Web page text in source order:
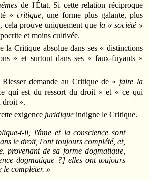
de l'État. Si cette relation réciproque
» critique, une forme plus galante, plus
cela prouve uniquement que la « société »
et moins cultivée.
la Critique absolue dans ses « distinctions
» et surtout dans ses « faux-fuyants »
demande au Critique de «faire la
qui est du ressort du droit » et « ce qui
droit ».
exigence juridiqueindigne le Critique.
t-il, l'âme et la conscience sont
le droit, l'ont toujours complété, et,
provenant de saforme dogmatique,
dogmatique ?] elles ont toujours
le compléter. »